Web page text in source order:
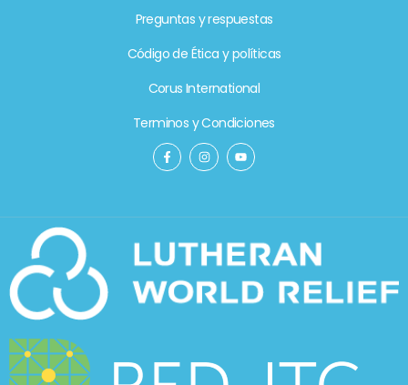
Preguntas y respuestas
Código de Ética y políticas
Corus International
Terminos y Condiciones